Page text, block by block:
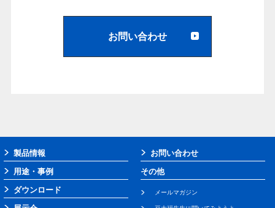
お問い合わせ
製品情報
用途・事例
ダウンロード
お問い合わせ
その他
メールマガジン